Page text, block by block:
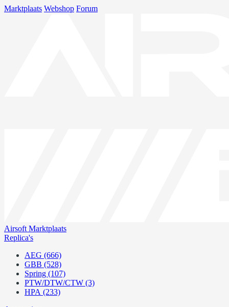
Marktplaats Webshop Forum
Airsoft Marktplaats
Replica's
AEG (666)
GBB (528)
Spring (107)
PTW/DTW/CTW (3)
HPA (233)